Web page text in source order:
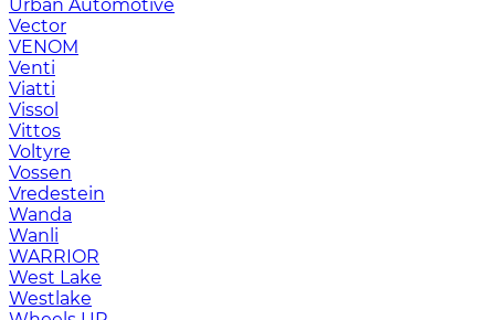
Urban Automotive
Vector
VENOM
Venti
Viatti
Vissol
Vittos
Voltyre
Vossen
Vredestein
Wanda
Wanli
WARRIOR
West Lake
Westlake